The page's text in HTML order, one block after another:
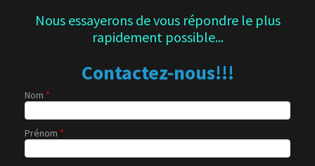
Nous essayerons de vous répondre le plus
rapidement possible...
Contactez-nous!!!
Nom *
Prénom *